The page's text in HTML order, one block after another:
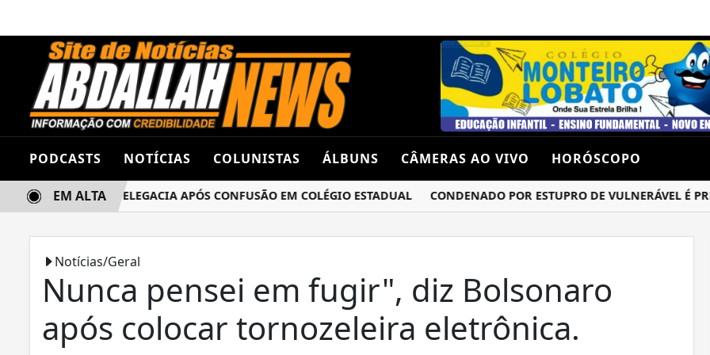
PODCASTS NOTÍCIAS COLUNISTAS ÁLBUNS CÂMERAS AO VIVO HORÓSCOPO
TERMINA NA DELEGACIA APÓS CONFUSÃO EM COLÉGIO ESTADUAL CONDENADO POR ESTUPRO DE VULNERÁVEL É
EM ALTA
Notícias/Geral
Nunca pensei em fugir", diz Bolsonaro
após colocar tornozeleira eletrônica.